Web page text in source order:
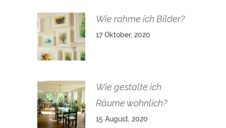
Wie rahme ich Bilder?
17 Oktober, 2020
Wie gestalte ich
Räume wohnlich?
15 August, 2020